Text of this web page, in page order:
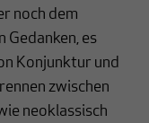
noch dem
Gedanken, es
Konjunktur und
zwischen
neoklassisch